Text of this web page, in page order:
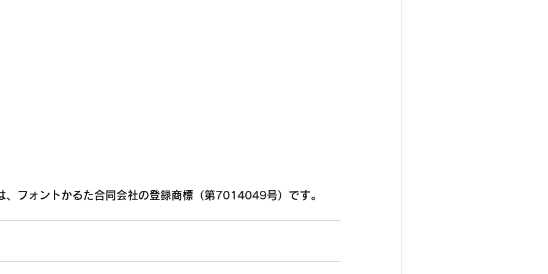
、フォントかるた合同会社の登録商標（第7014049号）です。